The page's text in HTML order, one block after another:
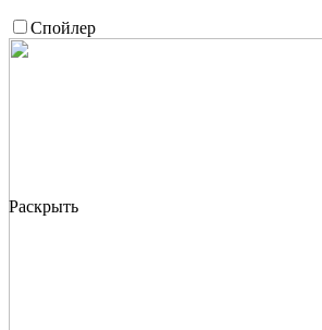
Спойлер
Раскрыть